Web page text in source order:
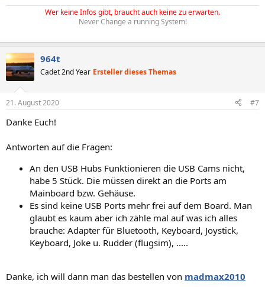
Wer keine Infos gibt, braucht auch keine zu erwarten.
Never Change a running System!
964t
Cadet 2nd Year Ersteller dieses Themas
21. August 2020 #7
Danke Euch!
Antworten auf die Fragen:
An den USB Hubs Funktionieren die USB Cams nicht,
habe 5 Stück. Die müssen direkt an die Ports am
Mainboard bzw. Gehäuse.
Es sind keine USB Ports mehr frei auf dem Board. Man
glaubt es kaum aber ich zähle mal auf was ich alles
brauche: Adapter für Bluetooth, Keyboard, Joystick,
Keyboard, Joke u. Rudder (flugsim), .....
Danke, ich will dann man das bestellen von madmax2010